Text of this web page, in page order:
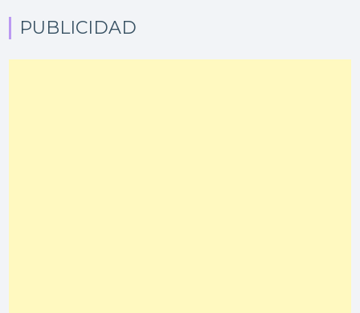
PUBLICIDAD